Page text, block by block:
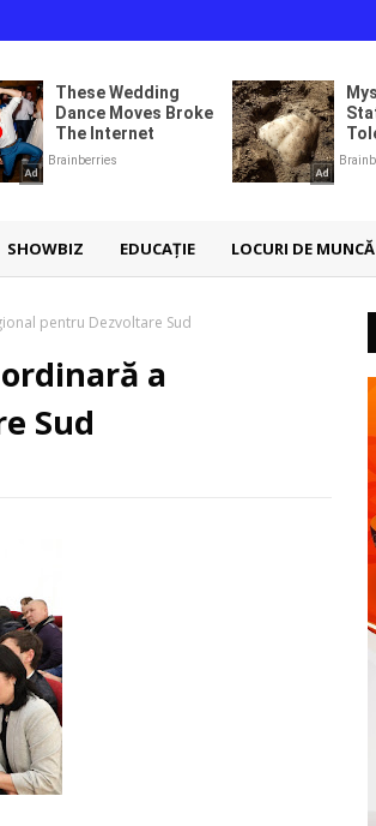
SHOWBIZ EDUCAȚIE LOCURI DE MUNCĂ
pentru Dezvoltare Sud
a
Sud